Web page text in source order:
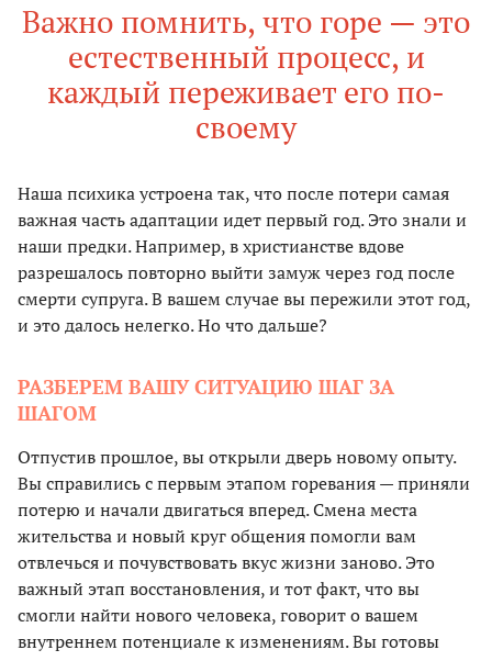
Важно помнить, что горе — это
естественный процесс, и
каждый переживает его по-
своему
Наша психика устроена так, что после потери самая
важная часть адаптации идет первый год. Это знали и
наши предки. Например, в христианстве вдове
разрешалось повторно выйти замуж через год после
смерти супруга. В вашем случае вы пережили этот год,
и это далось нелегко. Но что дальше?
РАЗБЕРЕМ ВАШУ СИТУАЦИЮ ШАГ ЗА
ШАГОМ
Отпустив прошлое, вы открыли дверь новому опыту.
Вы справились с первым этапом горевания — приняли
потерю и начали двигаться вперед. Смена места
жительства и новый круг общения помогли вам
отвлечься и почувствовать вкус жизни заново. Это
важный этап восстановления, и тот факт, что вы
смогли найти нового человека, говорит о вашем
внутреннем потенциале к изменениям. Вы готовы